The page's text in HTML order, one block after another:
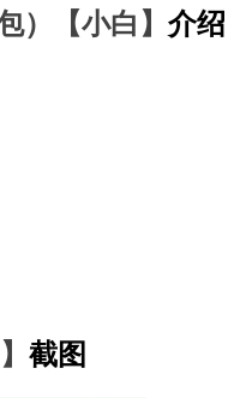
）【小白】 介绍
截图